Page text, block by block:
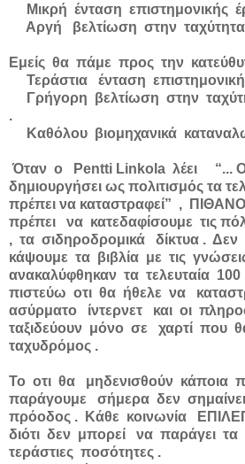
Μικρή ένταση επιστημονικής
Αργή βελτίωση στην ταχύτητα
Εμείς θα πάμε προς την
Τεράστια ένταση
Γρήγορη βελτίωση στην
.
Καθόλου βιομηχανικά
Όταν ο Pentti Linkola λέει “...
δημιουργήσει ως πολιτισμός τα
πρέπει να καταστραφεί” ,
πρέπει να κατεδαφίσουμε τις
, τα σιδηροδρομικά δίκτυα . Δεν
κάψουμε τα βιβλία με τις
ανακαλύφθηκαν τα τελευταία
πιστεύω οτι θα ήθελε να
ασύρματο ίντερνετ και οι
ταξιδεύουν μόνο σε χαρτί που
ταχυδρόμος .
Το οτι θα μηδενισθούν κάποια
παράγουμε σήμερα δεν
πρόοδος . Κάθε κοινωνία
διότι δεν μπορεί να παράγει τα
τεράστιες ποσότητες .